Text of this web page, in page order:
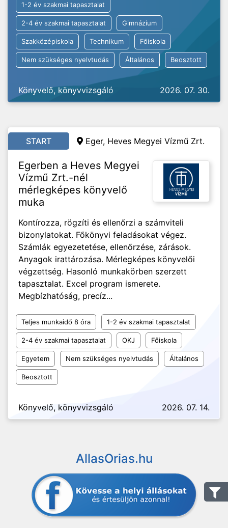
1-2 év szakmai tapasztalat
2-4 év szakmai tapasztalat Gimnázium
Szakközépiskola Technikum Főiskola
Nem szükséges nyelvtudás Általános Beosztott
Könyvelő, könyvvizsgáló 2026. 07. 30.
START Eger, Heves Megyei Vízmű Zrt.
Egerben a Heves Megyei
Vízmű Zrt.-nél
mérlegképes könyvelő
muka
Kontírozza, rögzíti és ellenőrzi a számviteli
bizonylatokat. Főkönyvi feladásokat végez.
Számlák egyezetetése, ellenőrzése, zárások.
Anyagok irattározása. Mérlegképes könyvelői
végzettség. Hasonló munkakörben szerzett
tapasztalat. Excel program ismerete.
Megbízhatóság, precíz...
Teljes munkaidő 8 óra 1-2 év szakmai tapasztalat
2-4 év szakmai tapasztalat OKJ Főiskola
Egyetem Nem szükséges nyelvtudás Általános
Beosztott
Könyvelő, könyvvizsgáló 2026. 07. 14.
AllasOrias.hu